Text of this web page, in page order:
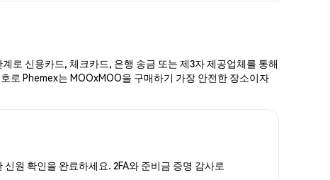
로 신용카드, 체크카드, 은행 송금 또는 제3자 제공업체를 통해
로 Phemex는 MOOxMOO을 구매하기 가장 안전한 장소이자
원 확인을 완료하세요. 2FA와 준비금 증명 감사로